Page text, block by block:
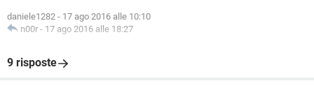
daniele1282 - 17 ago 2016 alle 10:10
n00r - 17 ago 2016 alle 18:27
9 risposte